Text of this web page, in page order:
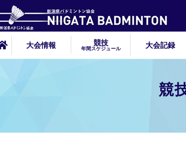
大会情報 競技
年間スケジュール 大会記録
競